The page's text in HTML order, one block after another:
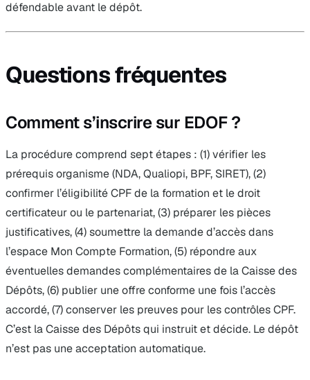
défendable avant le dépôt.
Questions fréquentes
Comment s’inscrire sur EDOF ?
La procédure comprend sept étapes : (1) vérifier les
prérequis organisme (NDA, Qualiopi, BPF, SIRET), (2)
confirmer l’éligibilité CPF de la formation et le droit
certificateur ou le partenariat, (3) préparer les pièces
justificatives, (4) soumettre la demande d’accès dans
l’espace Mon Compte Formation, (5) répondre aux
éventuelles demandes complémentaires de la Caisse des
Dépôts, (6) publier une offre conforme une fois l’accès
accordé, (7) conserver les preuves pour les contrôles CPF.
C’est la Caisse des Dépôts qui instruit et décide. Le dépôt
n’est pas une acceptation automatique.